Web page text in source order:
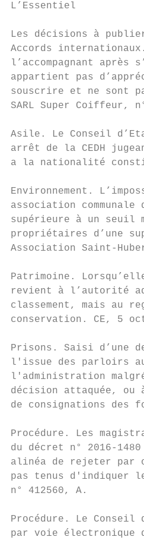
L’Essentiel
Les décisions à
Accords
l’accompagnant
appartient pas
souscrire et ne sont
SARL Super Coiffeur,
Asile. Le Conseil
arrêt de la CEDH
a la nationalité
Environnement.
association
supérieure à un seuil
propriétaires d’une
Association Saint-
Patrimoine.
revient à l’autorité
classement, mais au
conservation. CE, 5
Prisons. Saisi d’une
l'issue des parloirs
l'administration
décision attaquée,
de consignations des
Procédure. Les
du décret n° 2016-
alinéa de rejeter par
pas tenus d'indiquer
n° 412560, A.
Procédure. Le
par voie